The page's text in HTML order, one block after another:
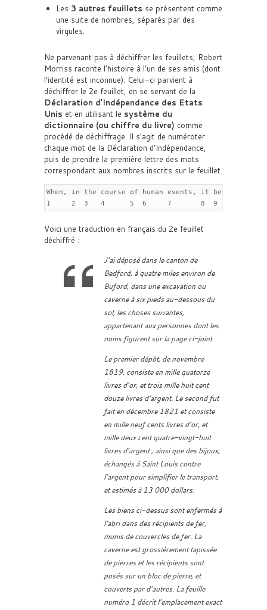
Les 3 autres feuillets se présentent comme
une suite de nombres, séparés par des
virgules.
Ne parvenant pas à déchiffrer les feuillets, Robert
Morriss raconte l’histoire à l’un de ses amis (dont
l’identité est inconnue). Celui-ci parvient à
déchiffrer le 2e feuillet, en se servant de la
Déclaration d’Indépendance des Etats
Unis et en utilisant le système du
dictionnaire (ou chiffre du livre) comme
procédé de déchiffrage. Il s’agit de numéroter
chaque mot de la Déclaration d’Indépendance,
puis de prendre la première lettre des mots
correspondant aux nombres inscrits sur le feuillet.
When, in the course of human events, it becomes
1     2  3   4      5  6     7       8  9       10...
Voici une traduction en français du 2e feuillet
déchiffré :
J’ai déposé dans le canton de
Bedford, à quatre miles environ de
Buford, dans une excavation ou
caverne à six pieds au-dessous du
sol, les choses suivantes,
appartenant aux personnes dont les
noms figurent sur la page ci-joint :
Le premier dépôt, de novembre
1819, consiste en mille quatorze
livres d’or, et trois mille huit cent
douze livres d’argent. Le second fut
fait en décembre 1821 et consiste
en mille neuf cents livres d’or, et
mille deux cent quatre-vingt-huit
livres d’argent ; ainsi que des bijoux,
échangés à Saint Louis contre
l’argent pour simplifier le transport,
et estimés à 13 000 dollars.
Les biens ci-dessus sont enfermés à
l’abri dans des récipients de fer,
munis de couvercles de fer. La
caverne est grossièrement tapissée
de pierres et les récipients sont
posés sur un bloc de pierre, et
couverts par d’autres. La feuille
numéro 1 décrit l’emplacement exact